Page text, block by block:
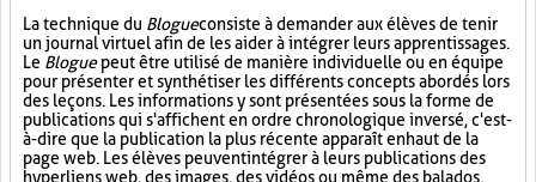
La technique du Blogueconsiste à demander aux élèves de tenir
un journal virtuel afin de les aider à intégrer leurs apprentissages.
Le Bloguepeut être utilisé de manière individuelle ou en équipe
pour présenter et synthétiser les différents concepts abordés lors
des leçons. Les informations y sont présentées sous la forme de
publications qui s'affichent en ordre chronologique inversé, c'est-
à-dire que la publication la plus récente apparaît en haut de la
page web. Les élèves peuvent intégrer à leurs publications des
hyperliens web, des images, des vidéos ou même des balados.